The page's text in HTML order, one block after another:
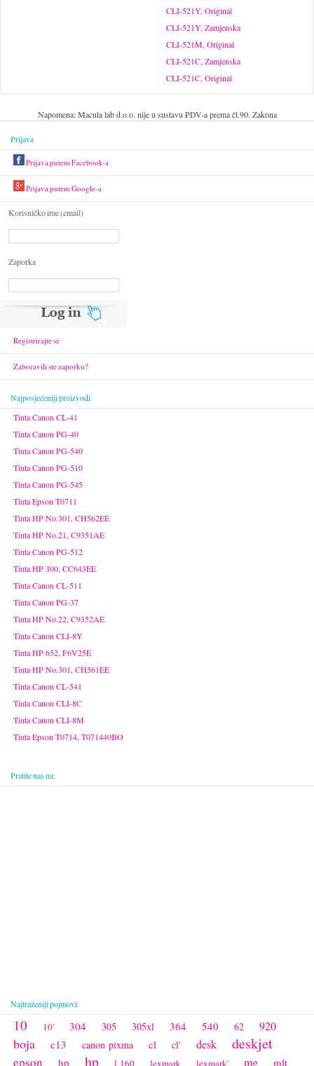
CLI-521Y, Original
CLI-521Y, Zamjenska
CLI-521M, Original
CLI-521C, Zamjenska
CLI-521C, Original
Napomena: Macula lab d.o.o. nije u sustavu PDV-a prema čl.90. Zakona
Prijava
Prijava putem Facebook-a
Prijava putem Google-a
Korisničko ime (email)
Zaporka
Registrirajte se
Zaboravili ste zaporku?
Najposjećeniji proizvodi:
Tinta Canon CL-41
Tinta Canon PG-40
Tinta Canon PG-540
Tinta Canon PG-510
Tinta Canon PG-545
Tinta Epson T0711
Tinta HP No.301, CH562EE
Tinta HP No.21, C9351AE
Tinta Canon PG-512
Tinta HP 300, CC643EE
Tinta Canon CL-511
Tinta Canon PG-37
Tinta HP No.22, C9352AE
Tinta Canon CLI-8Y
Tinta HP 652, F6V25E
Tinta HP No.301, CH561EE
Tinta Canon CL-541
Tinta Canon CLI-8C
Tinta Canon CLI-8M
Tinta Epson T0714, T071440BO
Pratite nas na:
Najtraženiji pojmovi:
10 10' 304 305 305xl 364 540 62 920
boja c13 canon pixma cl cl' desk deskjet
epson hp hp l 160 lexmark lexmark' mg mlt